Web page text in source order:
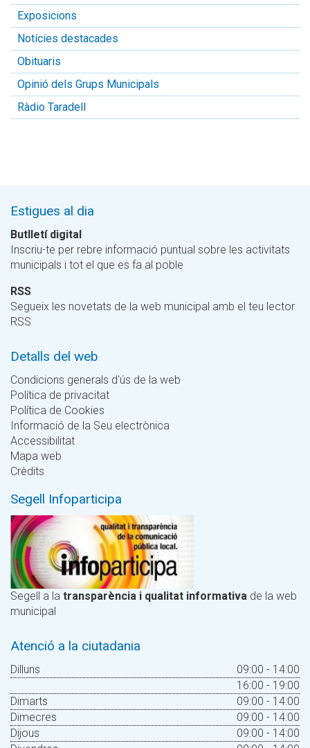
Exposicions
Notícies destacades
Obituaris
Opinió dels Grups Municipals
Ràdio Taradell
Estigues al dia
Butlletí digital
Inscriu-te per rebre informació puntual sobre les activitats
municipals i tot el que es fa al poble
RSS
Segueix les novetats de la web municipal amb el teu lector
RSS
Detalls del web
Condicions generals d'ús de la web
Política de privacitat
Política de Cookies
Informació de la Seu electrònica
Accessibilitat
Mapa web
Crèdits
Segell Infoparticipa
Segell a la transparència i qualitat informativa de la web
municipal
Atenció a la ciutadania
Dilluns
09:00 - 14:00
16:00 - 19:00
Dimarts
09:00 - 14:00
Dimecres
09:00 - 14:00
Dijous
09:00 - 14:00